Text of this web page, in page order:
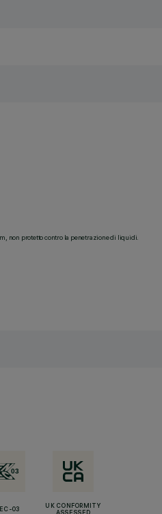
non protetto contro la penetrazione di liquidi.
03
UK CONFORMITY